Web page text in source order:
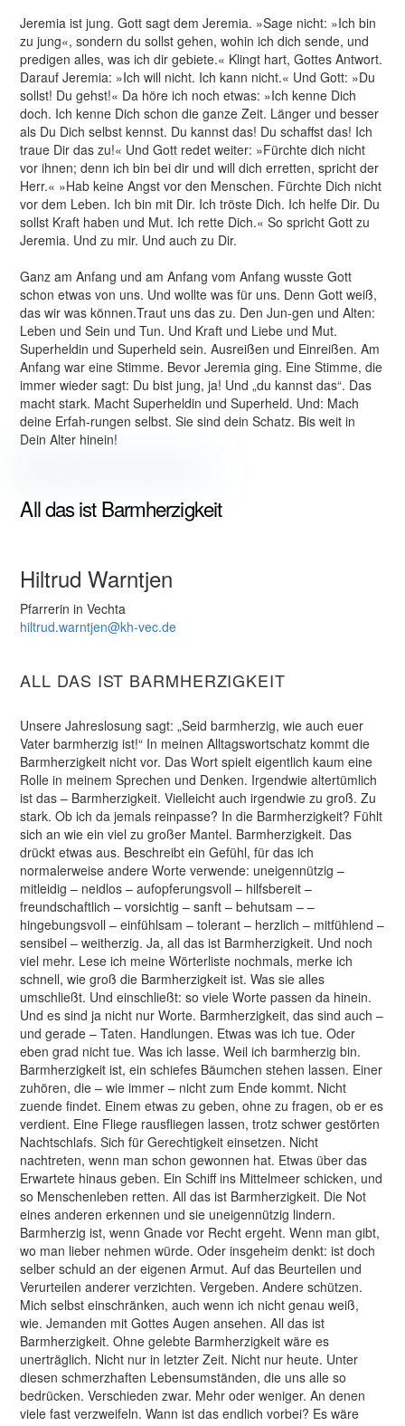
Jeremia ist jung. Gott sagt dem Jeremia. »Sage nicht: »Ich bin
zu jung«, sondern du sollst gehen, wohin ich dich sende, und
predigen alles, was ich dir gebiete.« Klingt hart, Gottes Antwort.
Darauf Jeremia: »Ich will nicht. Ich kann nicht.« Und Gott: »Du
sollst! Du gehst!« Da höre ich noch etwas: »Ich kenne Dich
doch. Ich kenne Dich schon die ganze Zeit. Länger und besser
als Du Dich selbst kennst. Du kannst das! Du schaffst das! Ich
traue Dir das zu!« Und Gott redet weiter: »Fürchte dich nicht
vor ihnen; denn ich bin bei dir und will dich erretten, spricht der
Herr.« »Hab keine Angst vor den Menschen. Fürchte Dich nicht
vor dem Leben. Ich bin mit Dir. Ich tröste Dich. Ich helfe Dir. Du
sollst Kraft haben und Mut. Ich rette Dich.« So spricht Gott zu
Jeremia. Und zu mir. Und auch zu Dir.
Ganz am Anfang und am Anfang vom Anfang wusste Gott
schon etwas von uns. Und wollte was für uns. Denn Gott weiß,
das wir was können.Traut uns das zu. Den Jun-gen und Alten:
Leben und Sein und Tun. Und Kraft und Liebe und Mut.
Superheldin und Superheld sein. Ausreißen und Einreißen. Am
Anfang war eine Stimme. Bevor Jeremia ging. Eine Stimme, die
immer wieder sagt: Du bist jung, ja! Und „du kannst das“. Das
macht stark. Macht Superheldin und Superheld. Und: Mach
deine Erfah-rungen selbst. Sie sind dein Schatz. Bis weit in
Dein Alter hinein!
All das ist Barmherzigkeit
Hiltrud Warntjen
Pfarrerin in Vechta
hiltrud.warntjen@kh-vec.de
ALL DAS IST BARMHERZIGKEIT
Unsere Jahreslosung sagt: „Seid barmherzig, wie auch euer
Vater barmherzig ist!“ In meinen Alltagswortschatz kommt die
Barmherzigkeit nicht vor. Das Wort spielt eigentlich kaum eine
Rolle in meinem Sprechen und Denken. Irgendwie altertümlich
ist das – Barmherzigkeit. Vielleicht auch irgendwie zu groß. Zu
stark. Ob ich da jemals reinpasse? In die Barmherzigkeit? Fühlt
sich an wie ein viel zu großer Mantel. Barmherzigkeit. Das
drückt etwas aus. Beschreibt ein Gefühl, für das ich
normalerweise andere Worte verwende: uneigennützig –
mitleidig – neidlos – aufopferungsvoll – hilfsbereit –
freundschaftlich – vorsichtig – sanft – behutsam – –
hingebungsvoll – einfühlsam – tolerant – herzlich – mitfühlend –
sensibel – weitherzig. Ja, all das ist Barmherzigkeit. Und noch
viel mehr. Lese ich meine Wörterliste nochmals, merke ich
schnell, wie groß die Barmherzigkeit ist. Was sie alles
umschließt. Und einschließt: so viele Worte passen da hinein.
Und es sind ja nicht nur Worte. Barmherzigkeit, das sind auch –
und gerade – Taten. Handlungen. Etwas was ich tue. Oder
eben grad nicht tue. Was ich lasse. Weil ich barmherzig bin.
Barmherzigkeit ist, ein schiefes Bäumchen stehen lassen. Einer
zuhören, die – wie immer – nicht zum Ende kommt. Nicht
zuende findet. Einem etwas zu geben, ohne zu fragen, ob er es
verdient. Eine Fliege rausfliegen lassen, trotz schwer gestörten
Nachtschlafs. Sich für Gerechtigkeit einsetzen. Nicht
nachtreten, wenn man schon gewonnen hat. Etwas über das
Erwartete hinaus geben. Ein Schiff ins Mittelmeer schicken, und
so Menschenleben retten. All das ist Barmherzigkeit. Die Not
eines anderen erkennen und sie uneigennützig lindern.
Barmherzig ist, wenn Gnade vor Recht ergeht. Wenn man gibt,
wo man lieber nehmen würde. Oder insgeheim denkt: ist doch
selber schuld an der eigenen Armut. Auf das Beurteilen und
Verurteilen anderer verzichten. Vergeben. Andere schützen.
Mich selbst einschränken, auch wenn ich nicht genau weiß,
wie. Jemanden mit Gottes Augen ansehen. All das ist
Barmherzigkeit. Ohne gelebte Barmherzigkeit wäre es
unerträglich. Nicht nur in letzter Zeit. Nicht nur heute. Unter
diesen schmerzhaften Lebensumständen, die uns alle so
bedrücken. Verschieden zwar. Mehr oder weniger. An denen
viele fast verzweifeln. Wann ist das endlich vorbei? Es wäre